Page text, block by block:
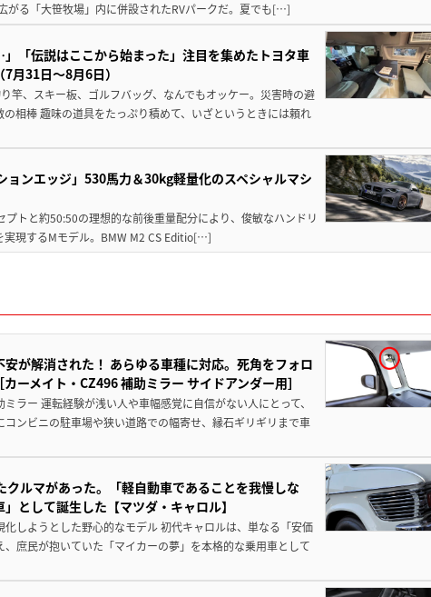
がる「大笹牧場」内に併設されたRVパークだ。夏でも[…]
「伝説はここから始まった」注目を集めたトヨタ車
月31日〜8月6日）
、スキー板、ゴルフバッグ、なんでもオッケー。災害時の避
相棒 趣味の道具をたっぷり積めて、いざというときには頼れ
ョンエッジ」530馬力＆30kg軽量化のスペシャルマシ
トと約50:50の理想的な前後重量配分により、俊敏なハンドリ
実現するMモデル。BMW M2 CS Editio[…]
安が解消された！ あらゆる車種に対応。死角をフォロ
ーメイト・CZ496 補助ミラー サイドアンダー用］
ラー 運転経験が浅い人や車幅感覚に自信がない人にとって、
ンビニの駐車場や狭い道路での幅寄せ、縁石ギリギリまで車
ルマがあった。「軽自動車であることを我慢しな
として誕生した【マツダ・キャロル】
化しようとした野心的なモデル 初代キャロルは、単なる「安価
庶民が抱いていた「マイカーの夢」を本格的な乗用車として